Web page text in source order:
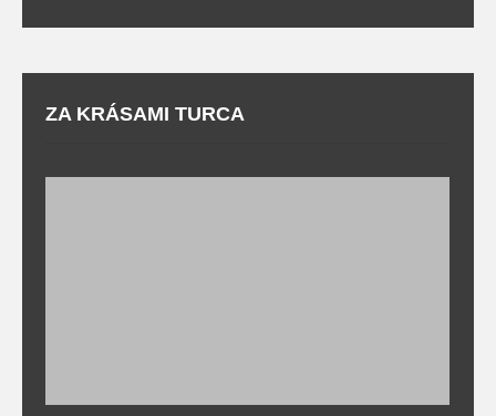
ZA KRÁSAMI TURCA